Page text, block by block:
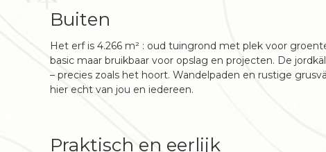
Buiten
Het erf is 4.266 m² : oud tuingrond met plek voor
basic maar bruikbaar voor opslag en projecten. De
– precies zoals het hoort. Wandelpaden en rustige
hier echt van jou en iedereen.
Praktisch en eerlijk